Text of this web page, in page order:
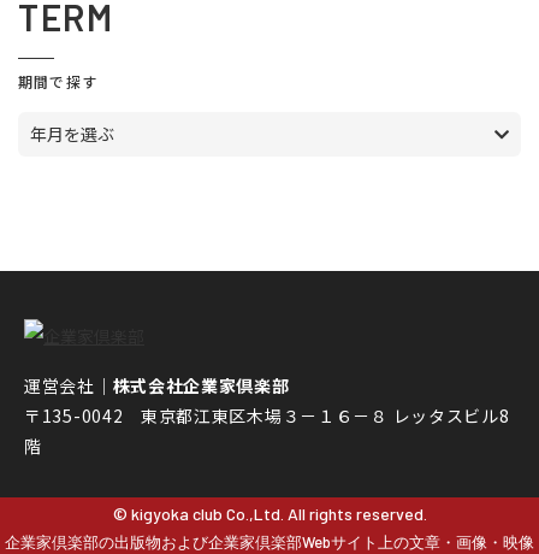
TERM
期間で探す
年月を選ぶ
運営会社｜ 株式会社企業家倶楽部
〒135-0042 東京都江東区木場３－１６－８ レッタスビル8
階
© kigyoka club Co.,Ltd. All rights reserved.
企業家倶楽部の出版物および企業家倶楽部Webサイト上の文章・画像・映像